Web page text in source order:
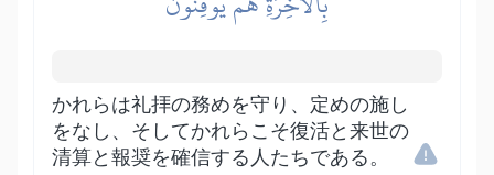
かれらは礼拝の務めを守り、定めの施し
をなし、そしてかれらこそ復活と来世の
清算と報奨を確信する人たちである。